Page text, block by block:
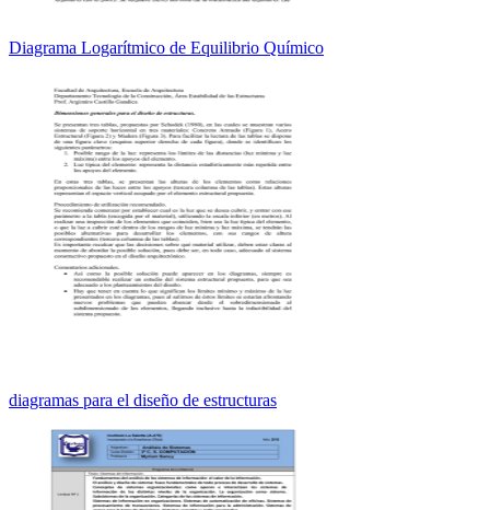
Diagrama Logarítmico de Equilibrio Químico
diagramas para el diseño de estructuras